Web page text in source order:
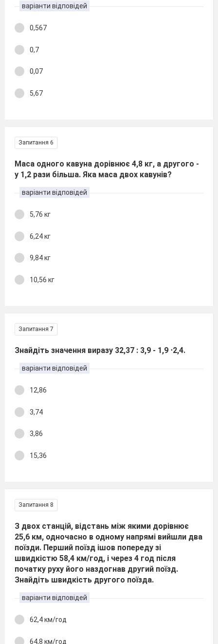
варіанти відповідей
0,567
0,7
0,07
5,67
Запитання 6
Маса одного кавуна дорівнює 4,8 кг, а другого -
у 1,2 рази більша. Яка маса двох кавунів?
варіанти відповідей
5,76 кг
6,24 кг
9,84 кг
10,56 кг
Запитання 7
Знайдіть значення виразу 32,37 : 3,9 - 1,9 ⋅2,4.
варіанти відповідей
12,86
3,74
3,86
15,36
Запитання 8
З двох станцій, відстань між якими дорівнює
25,6 км, одночасно в одному напрямі вийшли два
поїзди. Перший поїзд ішов попереду зі
швидкістю 58,4 км/год, і через 4 год після
початку руху його наздогнав другий поїзд.
Знайдіть швидкість другого поїзда.
варіанти відповідей
62,4 км/год
64,8 км/год